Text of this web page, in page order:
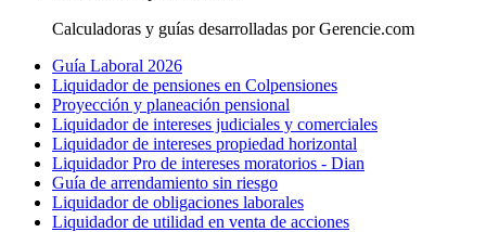
Calculadoras y guías desarrolladas por Gerencie.com
Guía Laboral 2026
Liquidador de pensiones en Colpensiones
Proyección y planeación pensional
Liquidador de intereses judiciales y comerciales
Liquidador de intereses propiedad horizontal
Liquidador Pro de intereses moratorios - Dian
Guía de arrendamiento sin riesgo
Liquidador de obligaciones laborales
Liquidador de utilidad en venta de acciones